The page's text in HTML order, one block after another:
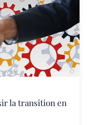
la transition en